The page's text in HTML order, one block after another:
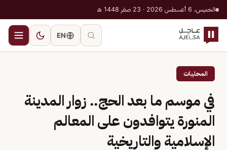
الخميس، 6 أغسطس 2026 · 23 صفر 1448 هـ
EN
المحليات
في موسم ما بعد الحج.. زوار المدينة
المنورة يتوافدون على المعالم
الإسلامية والتاريخية